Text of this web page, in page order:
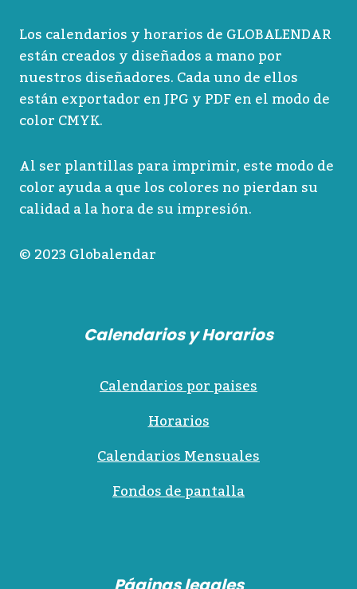
Los calendarios y horarios de GLOBALENDAR
están creados y diseñados a mano por
nuestros diseñadores. Cada uno de ellos
están exportador en JPG y PDF en el modo de
color CMYK.
Al ser plantillas para imprimir, este modo de
color ayuda a que los colores no pierdan su
calidad a la hora de su impresión.
© 2023 Globalendar
Calendarios y Horarios
Calendarios por paises
Horarios
Calendarios Mensuales
Fondos de pantalla